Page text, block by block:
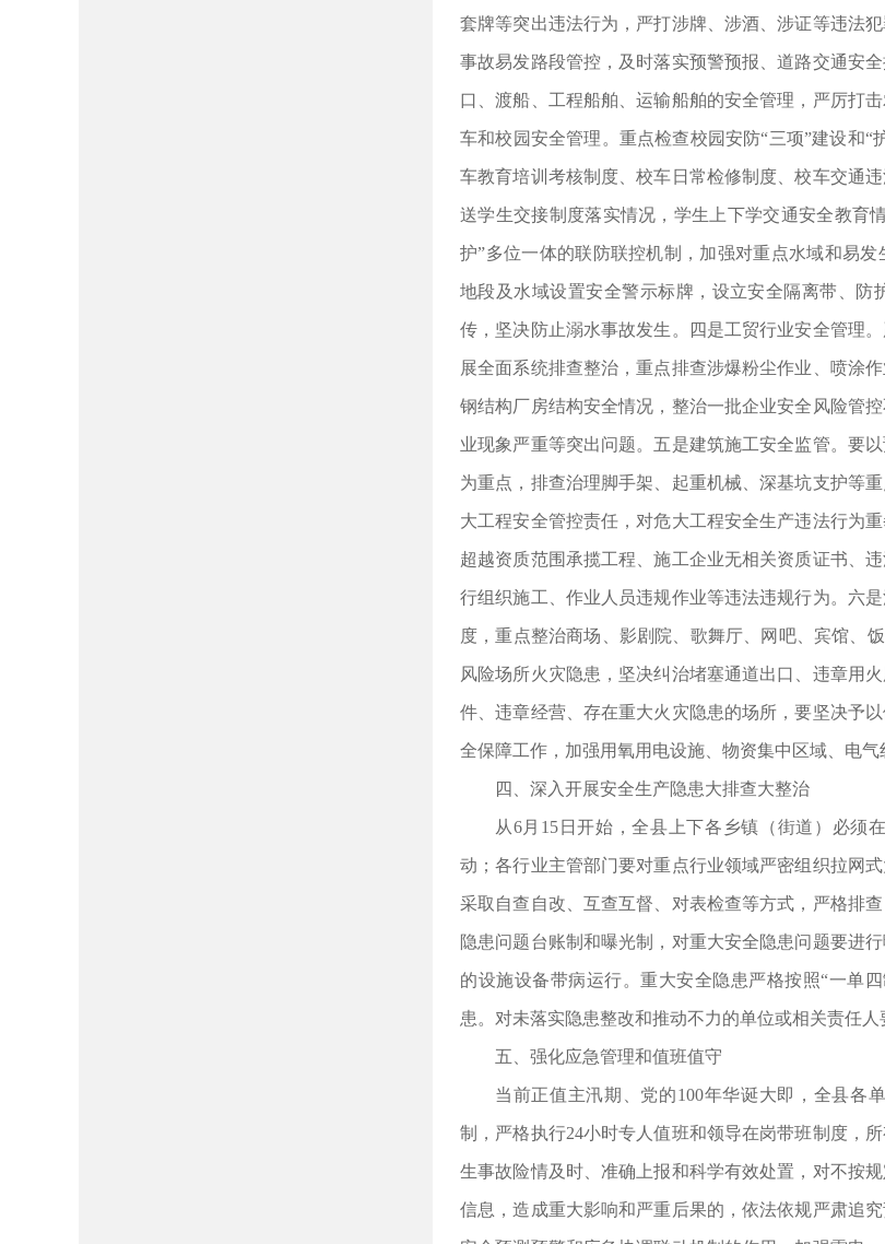
套牌等突出违法行为，严打涉牌、涉酒、涉证等违法
事故易发路段管控，及时落实预警预报、道路交通安
口、渡船、工程船舶、运输船舶的安全管理，严厉打
车和校园安全管理。重点检查校园安防“三项”建设和
车教育培训考核制度、校车日常检修制度、校车交通
送学生交接制度落实情况，学生上下学交通安全教育
护”多位一体的联防联控机制，加强对重点水域和易
地段及水域设置安全警示标牌，设立安全隔离带、
传，坚决防止溺水事故发生。四是工贸行业安全管理
展全面系统排查整治，重点排查涉爆粉尘作业、喷涂
钢结构厂房结构安全情况，整治一批企业安全风险管
业现象严重等突出问题。五是建筑施工安全监管。要
为重点，排查治理脚手架、起重机械、深基坑支护等
大工程安全管控责任，对危大工程安全生产违法行为
超越资质范围承揽工程、施工企业无相关资质证书、
行组织施工、作业人员违规作业等违法违规行为。六
度，重点整治商场、影剧院、歌舞厅、网吧、宾馆、
风险场所火灾隐患，坚决纠治堵塞通道出口、违章用
件、违章经营、存在重大火灾隐患的场所，要坚决予
全保障工作，加强用氧用电设施、物资集中区域、电
四、深入开展安全生产隐患大排查大整治
从6月15日开始，全县上下各乡镇（街道）必须
动；各行业主管部门要对重点行业领域严密组织拉网
采取自查自改、互查互督、对表检查等方式，严格排
隐患问题台账制和曝光制，对重大安全隐患问题要进
的设施设备带病运行。重大安全隐患严格按照“一单
患。对未落实隐患整改和推动不力的单位或相关责任人
五、强化应急管理和值班值守
当前正值主汛期、党的100年华诞大即，全县各
制，严格执行24小时专人值班和领导在岗带班制度，
生事故险情及时、准确上报和科学有效处置，对不按
信息，造成重大影响和严重后果的，依法依规严肃追